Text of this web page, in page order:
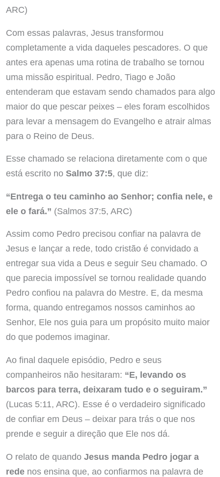
ARC)
Com essas palavras, Jesus transformou
completamente a vida daqueles pescadores. O que
antes era apenas uma rotina de trabalho se tornou
uma missão espiritual. Pedro, Tiago e João
entenderam que estavam sendo chamados para algo
maior do que pescar peixes – eles foram escolhidos
para levar a mensagem do Evangelho e atrair almas
para o Reino de Deus.
Esse chamado se relaciona diretamente com o que
está escrito no Salmo 37:5, que diz:
“Entrega o teu caminho ao Senhor; confia nele, e
ele o fará.” (Salmos 37:5, ARC)
Assim como Pedro precisou confiar na palavra de
Jesus e lançar a rede, todo cristão é convidado a
entregar sua vida a Deus e seguir Seu chamado. O
que parecia impossível se tornou realidade quando
Pedro confiou na palavra do Mestre. E, da mesma
forma, quando entregamos nossos caminhos ao
Senhor, Ele nos guia para um propósito muito maior
do que podemos imaginar.
Ao final daquele episódio, Pedro e seus
companheiros não hesitaram: “E, levando os
barcos para terra, deixaram tudo e o seguiram.”
(Lucas 5:11, ARC). Esse é o verdadeiro significado
de confiar em Deus – deixar para trás o que nos
prende e seguir a direção que Ele nos dá.
O relato de quando Jesus manda Pedro jogar a
redenos ensina que, ao confiarmos na palavra de